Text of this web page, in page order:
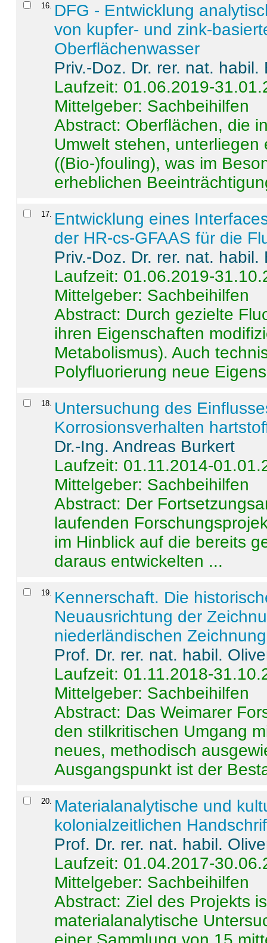
16
DFG - Entwicklung
von kupfer- und zink-
Oberflächenwasser
Priv.-Doz. Dr. rer. nat.
Laufzeit: 01.06.2019-
Mittelgeber: Sachbeihilfen
Abstract: Oberflächen, die
Umwelt stehen,
((Bio-)fouling), was im
erheblichen
17
Entwicklung eines
der HR-cs-GFAAS für die
Priv.-Doz. Dr. rer. nat.
Laufzeit: 01.06.2019-
Mittelgeber: Sachbeihilfen
Abstract: Durch gezielte
ihren Eigenschaften
Metabolismus). Auch
Polyfluorierung neue
18
Untersuchung des
Korrosionsverhalten
Dr.-Ing. Andreas Burkert
Laufzeit: 01.11.2014-
Mittelgeber: Sachbeihilfen
Abstract: Der
laufenden
im Hinblick auf die bereits
daraus entwickelten ...
19
Kennerschaft. Die
Neuausrichtung der
niederländischen
Prof. Dr. rer. nat. habil.
Laufzeit: 01.11.2018-
Mittelgeber: Sachbeihilfen
Abstract: Das Weimarer
den stilkritischen Umgang
neues, methodisch
Ausgangspunkt ist der
20
Materialanalytische und
kolonialzeitlichen
Prof. Dr. rer. nat. habil.
Laufzeit: 01.04.2017-
Mittelgeber: Sachbeihilfen
Abstract:Ziel des Projekts
materialanalytische